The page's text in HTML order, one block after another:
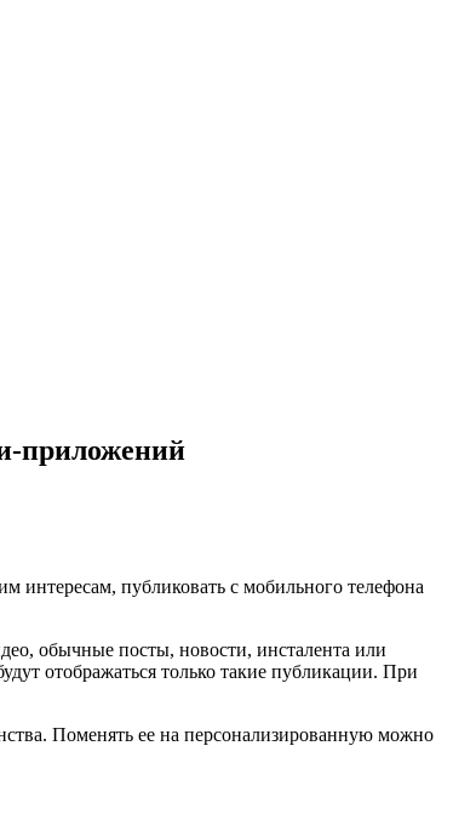
приложений
интересам, публиковать с мобильного телефона
обычные посты, новости, инсталента или
отображаться только такие публикации. При
Поменять ее на персонализированную можно